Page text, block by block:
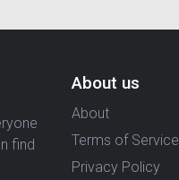
find
About us
About
Terms of Service
Privacy Policy